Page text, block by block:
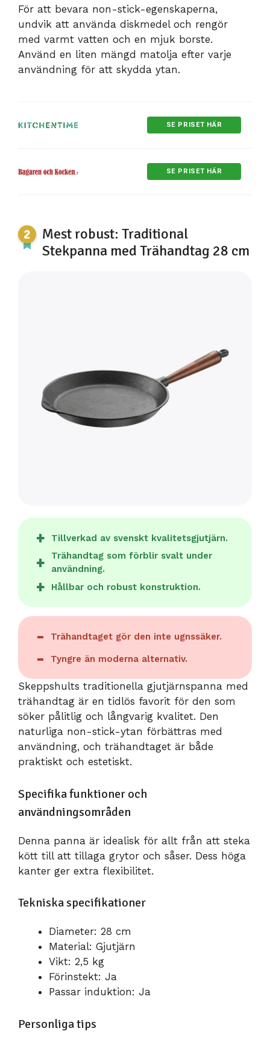
För att bevara non-stick-egenskaperna,
undvik att använda diskmedel och rengör
med varmt vatten och en mjuk borste.
Använd en liten mängd matolja efter varje
användning för att skydda ytan.
SE PRISET HÄR
SE PRISET HÄR
Mest robust: Traditional
Stekpanna med Trähandtag 28 cm
Tillverkad av svenskt kvalitetsgjutjärn.
Trähandtag som förblir svalt under
användning.
Hållbar och robust konstruktion.
Trähandtaget gör den inte ugnssäker.
Tyngre än moderna alternativ.
Skeppshults traditionella gjutjärnspanna med
trähandtag är en tidlös favorit för den som
söker pålitlig och långvarig kvalitet. Den
naturliga non-stick-ytan förbättras med
användning, och trähandtaget är både
praktiskt och estetiskt.
Specifika funktioner och
användningsområden
Denna panna är idealisk för allt från att steka
kött till att tillaga grytor och såser. Dess höga
kanter ger extra flexibilitet.
Tekniska specifikationer
Diameter: 28 cm
Material: Gjutjärn
Vikt: 2,5 kg
Förinstekt: Ja
Passar induktion: Ja
Personliga tips